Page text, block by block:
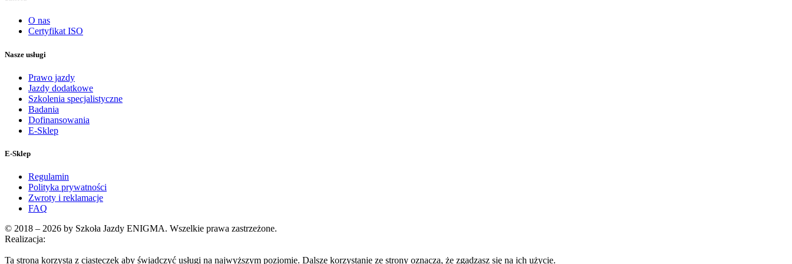
O nas
Certyfikat ISO
Nasze usługi
Prawo jazdy
Jazdy dodatkowe
Szkolenia specjalistyczne
Badania
Dofinansowania
E-Sklep
E-Sklep
Regulamin
Polityka prywatności
Zwroty i reklamacje
FAQ
© 2018 – 2026 by Szkoła Jazdy ENIGMA. Wszelkie prawa zastrzeżone.
Realizacja:
Ta strona korzysta z ciasteczek aby świadczyć usługi na najwyższym poziomie. Dalsze korzystanie ze strony oznacza, że zgadzasz się na ich użycie.